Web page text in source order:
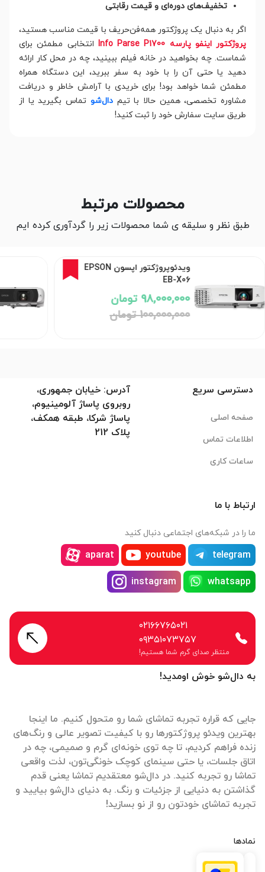
تخفیف‌های دوره‌ای و قیمت رقابتی
اگر به دنبال یک پروژکتور همه‌فن‌حریف با قیمت مناسب هستید،
پروژکتور اینفو پارسه Info Parse P1700
انتخابی مطمئن برای
شماست. چه بخواهید در خانه فیلم ببینید، چه در محل کار ارائه
دهید یا حتی آن را با خود به سفر ببرید، این دستگاه همراه
مطمئن شما خواهد بود! برای خریدی با آرامش خاطر و دریافت
مشاوره تخصصی، همین حالا با تیمدال‌شو تماس بگیرید یا از
طریق سایت سفارش خود را ثبت کنید!
محصولات مرتبط
طبق نظر و سلیقه ی شما محصولات زیر را گردآوری کرده ایم
ویدئو پروژکتور اپسون Epson
EB-FH54
186,000,000 تومان
به دال‌شو خوش اومدید!
جایی که قراره تجربه تماشای شما رو متحول کنیم. ما اینجا
بهترین ویدئو پروژکتورها رو با کیفیت تصویر عالی و رنگ‌های
زنده فراهم کردیم، تا چه توی خونه‌ای گرم و صمیمی، چه در
اتاق جلسات، یا حتی سینمای کوچک خونگی‌تون، لذت واقعی
تماشا رو تجربه کنید. در دال‌شو معتقدیم تماشا یعنی قدم
گذاشتن به دنیایی از جزئیات و رنگ. به دنیای دال‌شو بیایید و
تجربه تماشای خودتون رو از نو بسازید!
نمادها
دسترسی سریع
صفحه اصلی
اطلاعات تماس
ساعات کاری
آدرس: خیابان جمهوری،
روبروی پاساژ آلومینیوم،
پاساژ شرکا، طبقه همکف،
پلاک 212
ارتباط با ما
ما را در شبکه‌های اجتماعی دنبال کنید
telegram
youtube
aparat
whatsapp
instagram
۰۲۱۶۶۷۶۵۰۲۱
۰۹۳۵۱۰۷۳۷۵۷
منتظر صدای گرم شما هستیم!